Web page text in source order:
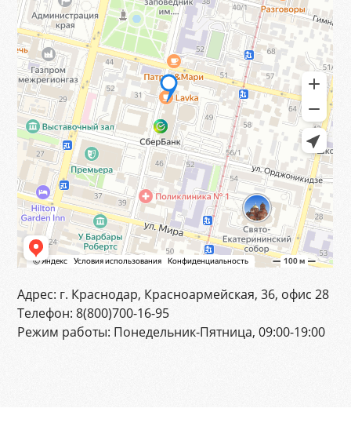
Адрес: г. Краснодар, Красноармейская, 36, офис 28
Телефон: 8(800)700-16-95
Режим работы: Понедельник-Пятница, 09:00-19:00